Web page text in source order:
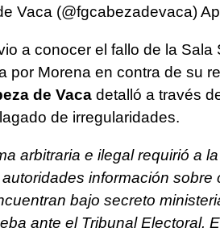
Vaca (@fgcabezadevaca)
a conocer el fallo de la Sala
por Morena en contra de su
de Vaca detalló a través
de irregularidades.
arbitraria e ilegal requirió a
información sobre
bajo secreto
ante el Tribunal Electoral.